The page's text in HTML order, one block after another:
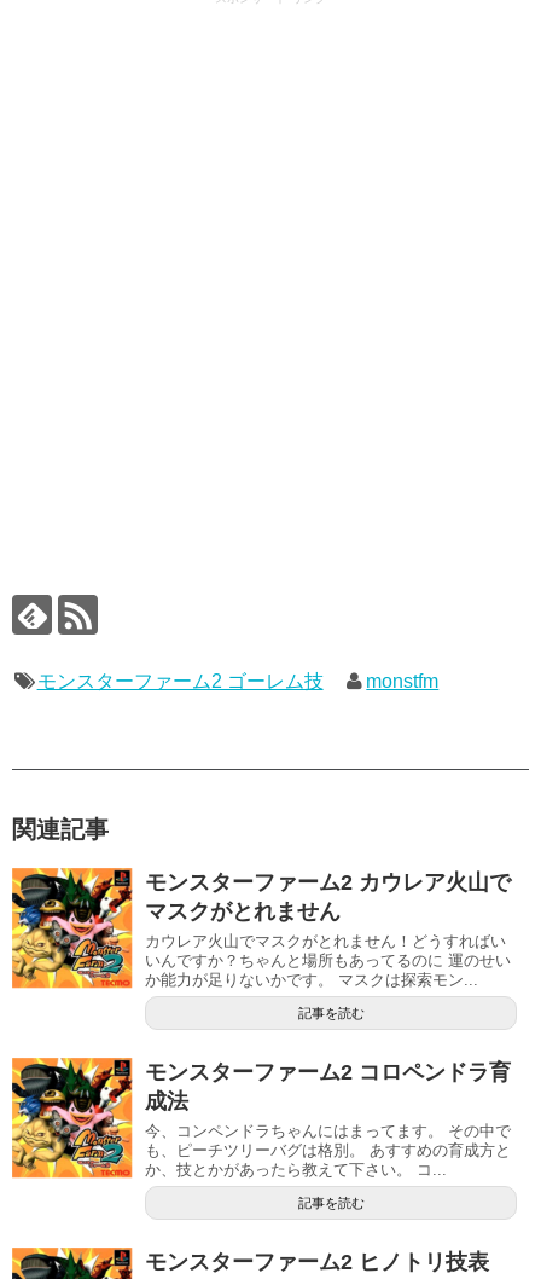
モンスターファーム2 ゴーレム技 monstfm
関連記事
モンスターファーム2 カウレア火山で
マスクがとれません
カウレア火山でマスクがとれません！どうすればい
いんですか？ちゃんと場所もあってるのに 運のせい
か能力が足りないかです。 マスクは探索モン...
記事を読む
モンスターファーム2 コロペンドラ育
成法
今、コンペンドラちゃんにはまってます。 その中で
も、ピーチツリーバグは格別。 あすすめの育成方と
か、技とかがあったら教えて下さい。 コ...
記事を読む
モンスターファーム2 ヒノトリ技表